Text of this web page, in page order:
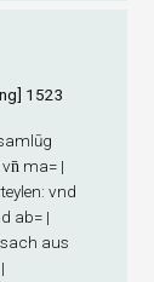
1523
ma= |
vnd
ab= |
aus